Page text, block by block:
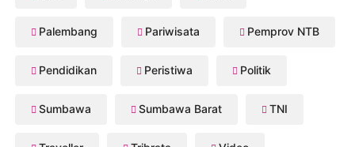
Palembang Pariwisata Pemprov NTB
Pendidikan Peristiwa Politik
Sumbawa Sumbawa Barat TNI